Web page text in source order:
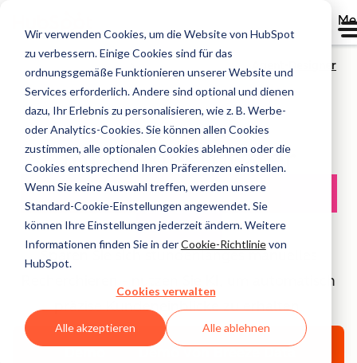
Wir verwenden Cookies, um die Website von HubSpot
zu verbessern. Einige Cookies sind für das
ordnungsgemäße Funktionieren unserer Website und
Services erforderlich. Andere sind optional und dienen
dazu, Ihr Erlebnis zu personalisieren, wie z. B. Werbe-
oder Analytics-Cookies. Sie können allen Cookies
zustimmen, alle optionalen Cookies ablehnen oder die
Cookies entsprechend Ihren Präferenzen einstellen.
Wenn Sie keine Auswahl treffen, werden unsere
Standard-Cookie-Einstellungen angewendet. Sie
können Ihre Einstellungen jederzeit ändern. Weitere
Informationen finden Sie in derCookie-Richtlinievon
HubSpot.
Cookies verwalten
Alle akzeptieren Alle ablehnen
Agent-Designer
Data Agent
Ihr KI-gestützter
Customer Intelligence
Agent
Sparen Sie sich stundenlanges manuelles
Recherchieren - nutzen Sie KI, um automatisch
präzise Kundeneinblicke zu erhalten.